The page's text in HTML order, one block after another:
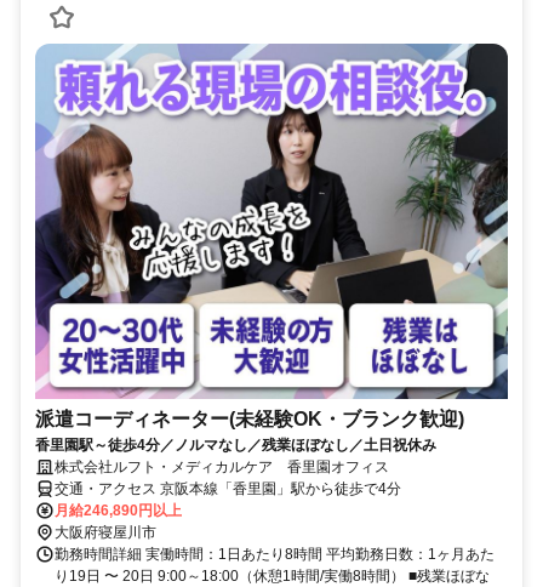
派遣コーディネーター(未経験OK・ブランク歓迎)
香里園駅～徒歩4分／ノルマなし／残業ほぼなし／土日祝休み
株式会社ルフト・メディカルケア 香里園オフィス
交通・アクセス 京阪本線「香里園」駅から徒歩で4分
月給246,890円以上
大阪府寝屋川市
勤務時間詳細 実働時間：1日あたり8時間 平均勤務日数：1ヶ月あた
り19日 〜 20日 9:00～18:00（休憩1時間/実働8時間） ■残業ほぼな